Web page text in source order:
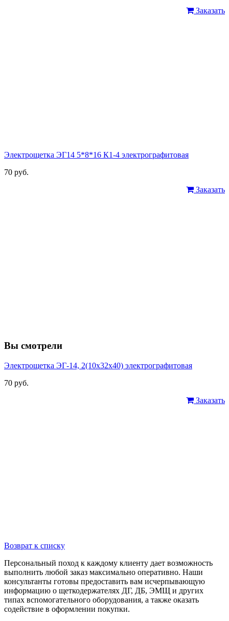
Заказать
Электрощетка ЭГ14 5*8*16 К1-4 электрографитовая
70 руб.
Заказать
Вы смотрели
Электрощетка ЭГ-14, 2(10х32х40) электрографитовая
70 руб.
Заказать
Возврат к списку
Персональный поход к каждому клиенту дает возможность
выполнить любой заказ максимально оперативно. Наши
консультанты готовы предоставить вам исчерпывающую
информацию о щеткодержателях ДГ, ДБ, ЭМЩ и других
типах вспомогательного оборудования, а также оказать
содействие в оформлении покупки.